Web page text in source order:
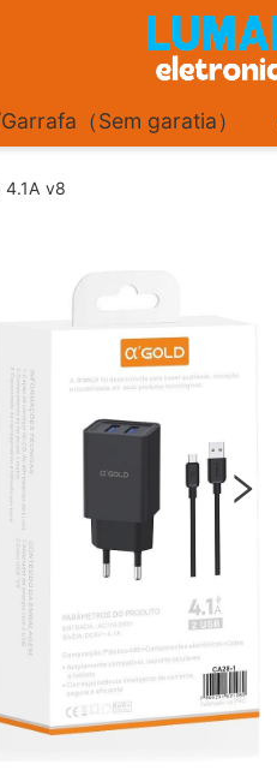
（Sem garatia）
4.1A v8